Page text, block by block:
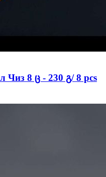
Чиз 8 ც - 230 გ/ 8 pcs